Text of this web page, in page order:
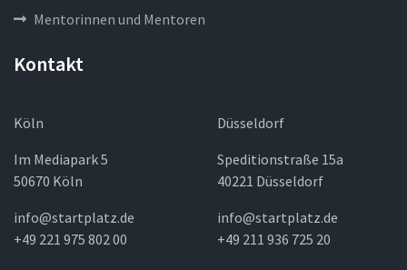
Mentorinnen und Mentoren
Kontakt
Köln
Im Mediapark 5
50670 Köln
info@startplatz.de
+49 221 975 802 00
Düsseldorf
Speditionstraße 15a
40221 Düsseldorf
info@startplatz.de
+49 211 936 725 20